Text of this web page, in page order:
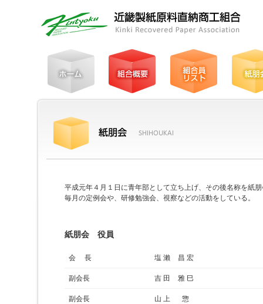
平成元年４月１日に青年部として立ち上げ、その後名称を紙
毎月の定例会や、研修勉強会、視察などの活動をしている。
紙朋会 役員
会 長 塩 瀨 昌 宏
副会長 吉 田 雅 巳
副会長 山 上 惣